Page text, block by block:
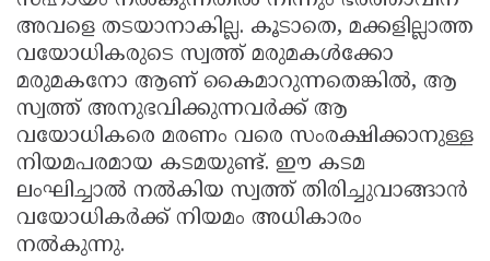
അവളെ തടയാനാകില്ല. കൂടാതെ, മക്കളില്ലാത്ത
വയോധികരുടെ സ്വത്ത് മരുമകൾക്കോ
മരുമകനോ ആണ് കൈമാറുന്നതെങ്കിൽ, ആ
സ്വത്ത് അനുഭവിക്കുന്നവർക്ക് ആ
വയോധികരെ മരണം വരെ സംരക്ഷിക്കാനുള്ള
നിയമപരമായ കടമയുണ്ട്. ഈ കടമ
ലംഘിച്ചാൽ നൽകിയ സ്വത്ത് തിരിച്ചുവാങ്ങാൻ
വയോധികർക്ക് നിയമം അധികാരം
നൽകുന്നു.